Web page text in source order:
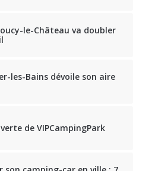
le-Château va doubler
les-Bains dévoile son aire
de VIPCampingPark